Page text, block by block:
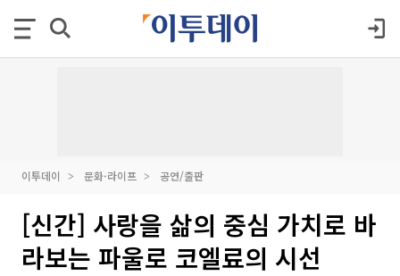
이투데이 문화·라이프 공연/출판
[신간] 사랑을 삶의 중심 가치로 바
라보는 파울로 코엘료의 시선